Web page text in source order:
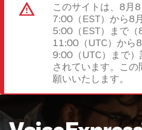
このサイトは、8月
7:00（EST）から8
5:00（EST）まで
11:00（UTC）から
9:00（UTC）まで
されています。こ
願いいたします。